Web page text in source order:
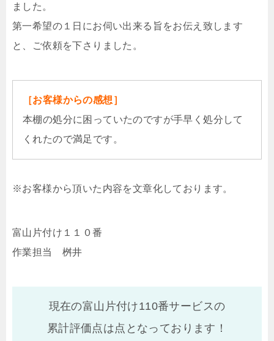
ました。
第一希望の１日にお伺い出来る旨をお伝え致します
と、ご依頼を下さりました。
［お客様からの感想］
本棚の処分に困っていたのですが手早く処分して
くれたので満足です。
※お客様から頂いた内容を文章化しております。
富山片付け１１０番
作業担当 桝井
現在の富山片付け110番サービスの
累計評価点は点となっております！